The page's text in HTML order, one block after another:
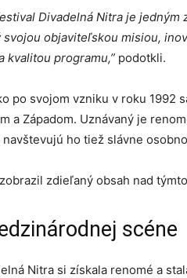
Divadelná Nitra je
objaviteľskou misiou,
kvalitou programu,” podotkli.
po svojom vzniku v roku 1992
a Západom. Uznávaný je
ho tiež slávne
zdieľaný obsah nad
scéne
Nitra si získala renomé a